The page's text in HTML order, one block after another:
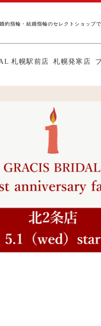
約指輪・結婚指輪のセレクトショップ
札幌駅前店 札幌発寒店